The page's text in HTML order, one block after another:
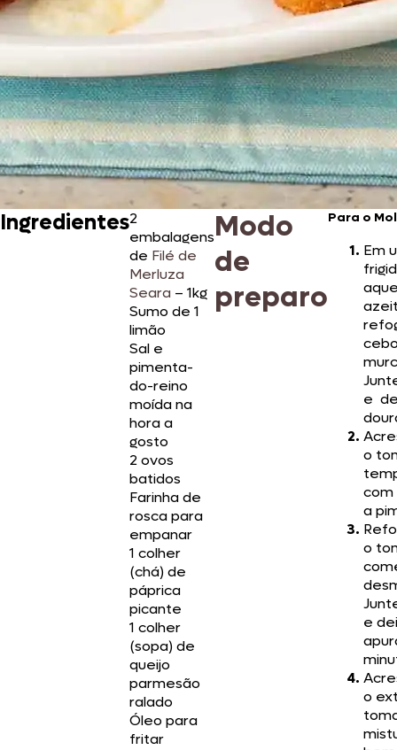
Ingredientes2
embalagens
de Filé de
Merluza
Seara – 1kg
Sumo de 1
limão
Sal e
pimenta-
do-reino
moída na
hora a
gosto
2 ovos
batidos
Farinha de
rosca para
empanar
1 colher
(chá) de
páprica
picante
1 colher
(sopa) de
queijo
parmesão
ralado
Óleo para
fritar
Modo
de
preparo
Para o
Em
e
o
com
a
o
e
o